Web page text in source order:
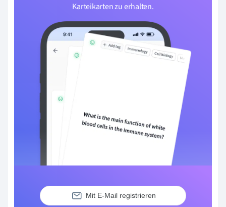
Karteikarten zu erhalten.
Mit E-Mail registrieren